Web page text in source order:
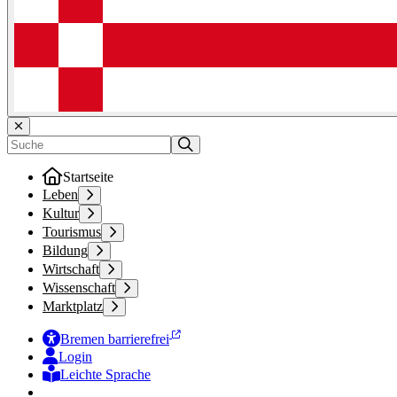
Startseite
Leben
Kultur
Tourismus
Bildung
Wirtschaft
Wissenschaft
Marktplatz
Bremen barrierefrei
Login
Leichte Sprache